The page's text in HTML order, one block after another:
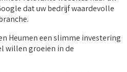
dat uw bedrijf waardevolle
Heumen een slimme investering
willen groeien in de